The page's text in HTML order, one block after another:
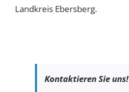
Landkreis Ebersberg.
Kontaktieren Sie uns!